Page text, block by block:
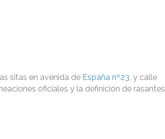
sitas en avenida de España nº23, y calle
oficiales y la definición de rasantes